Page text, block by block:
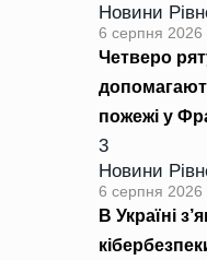
Новини
6 серпня 2026
Четверо
пожежі у
3
Новини
6 серпня 2026
В Україні